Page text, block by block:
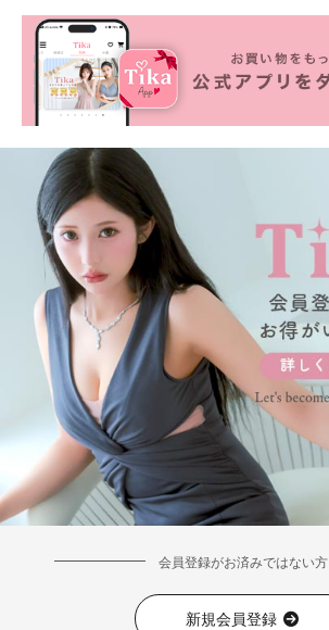
■カラーバリエーション
会員登録がお済みではない方
新規会員登録